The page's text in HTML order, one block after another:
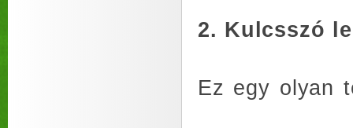
2. Kulcsszó
Ez egy olyan